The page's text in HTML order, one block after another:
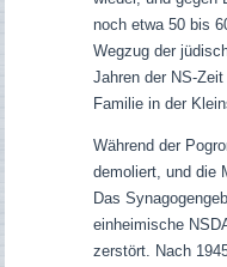
noch etwa 50 bis
Wegzug der
Jahren der NS-
Familie in der
Während der
demoliert, und die
Das
einheimische
zerstört. Nach